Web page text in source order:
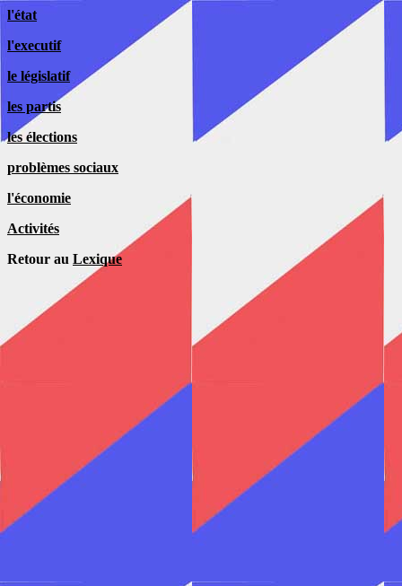
l'état
l'executif
le législatif
les partis
les élections
problèmes sociaux
l'économie
Activités
Retour au Lexique